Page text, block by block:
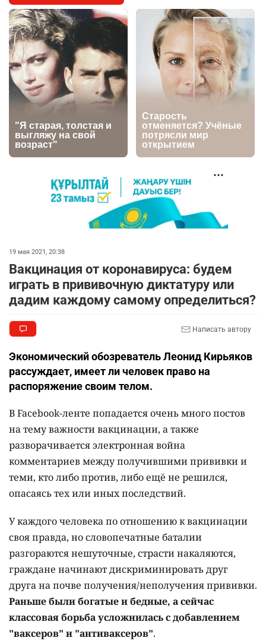
футбольной академии в Астане
2639 2 39
5
🇺🇸🇯🇵 США и Япония провели совместную
интервенцию для спасения иены
2693 1 16
2722 6
Казахстане продолжают расти цены на
баранину и конину
2445 5 17
9
🏠 Оправданному пастуху из Актобе подарили
квартиру
кинорежиссёр Ардак Амиркулов
2315 0 50
19 мая 2021, 20:38
Вакцинация от коронавируса: будем
играть в прививочную диктатуру или
дадим каждому самому определиться?
Написать автору
Экономический обозреватель Леонид Кирьяков
рассуждает, имеет ли человек право на
распоряжение своим телом.
В Facebook-ленте попадается очень много постов
на тему важности вакцинации, а также
разворачивается электронная война
комментариев между получившими прививки и
теми, кто либо против, либо ещё не решился,
опасаясь тех или иных последствий.
У каждого человека по отношению к вакцинации
своя правда, но словопечатные баталии
разгораются нешуточные, страсти накаляются,
граждане начинают дискриминировать друг
друга на почве получения/неполучения прививки.
Раньше были богатые и бедные, а сейчас
классовая борьба усложнилась с добавлением
"ваксеров" и "антиваксеров".